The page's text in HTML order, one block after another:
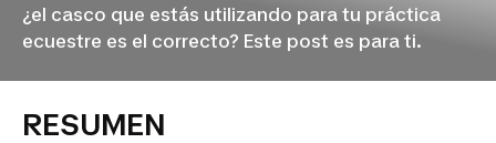
¿el casco que estás utilizando para tu práctica
ecuestre es el correcto? Este post es para ti.
RESUMEN